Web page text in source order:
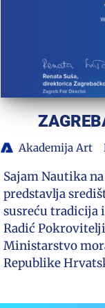
Akademija Art
Sajam Nautika
predstavlja
susreću tradicija
Radić
Ministarstvo
Republike